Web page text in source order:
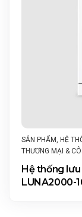
SẢN PHẨM HỆ
THƯƠNG MẠI &
Hệ thống
LUNA2000-